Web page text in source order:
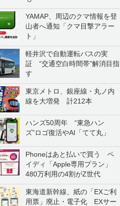
YAMAP、周辺のクマ情報を登
山者へ通知「クマ目撃アラー
ト」
軽井沢で自動運転バスの実
証 “交通空白時間帯”解消目指
す
東京メトロ、銀座線・丸ノ内
線を大増発 計212本
ハンズ50周年 “東急ハン
ズ”ロゴ復活やAI「てて丸」
Phoneはあと払いで買う ペ
イディ「Apple専用プラン」
480万利用の4割がZ世代
東海道新幹線、紙の「EXご利
用票」廃止・電子化 EXサー